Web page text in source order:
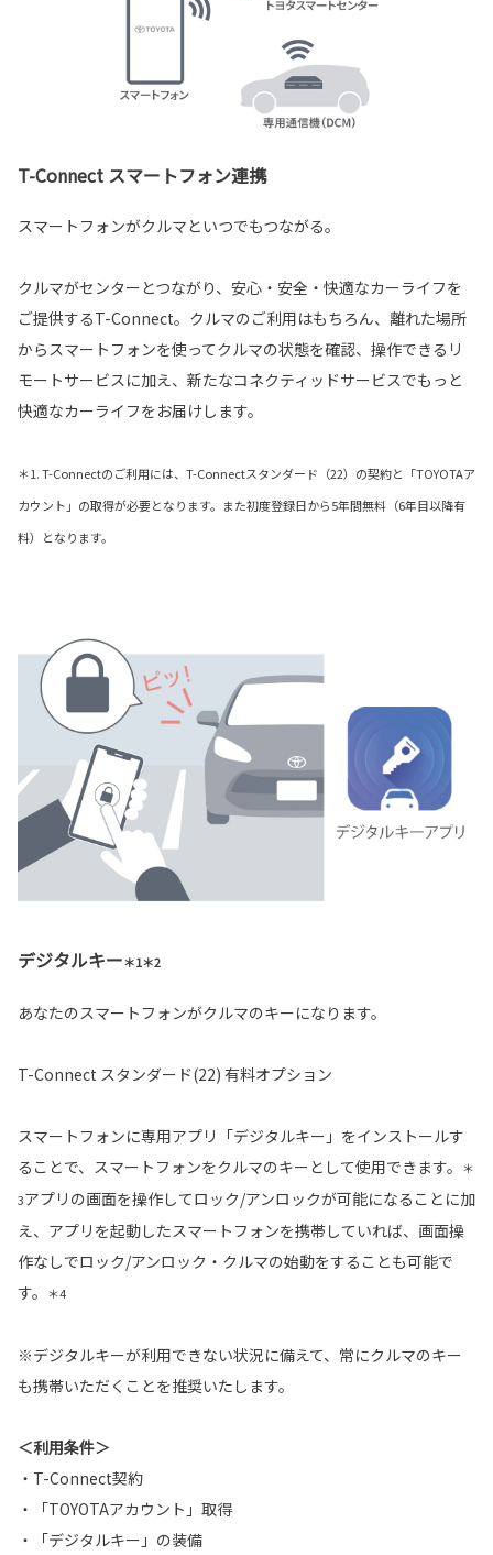
T-Connect スマートフォン連携
スマートフォンがクルマといつでもつながる。
クルマがセンターとつながり、安心・安全・快適なカーライフを
ご提供するT-Connect。クルマのご利用はもちろん、離れた場所
からスマートフォンを使ってクルマの状態を確認、操作できるリ
モートサービスに加え、新たなコネクティッドサービスでもっと
快適なカーライフをお届けします。
＊1. T-Connectのご利用には、T-Connectスタンダード（22）の契約と「TOYOTAア
カウント」の取得が必要となります。また初度登録日から5年間無料（6年目以降有
料）となります。
デジタルキー＊1＊2
あなたのスマートフォンがクルマのキーになります。
T-Connect スタンダード(22) 有料オプション
スマートフォンに専用アプリ「デジタルキー」をインストールす
ることで、スマートフォンをクルマのキーとして使用できます。
＊
3アプリの画面を操作してロック/アンロックが可能になることに加
え、アプリを起動したスマートフォンを携帯していれば、画面操
作なしでロック/アンロック・クルマの始動をすることも可能で
す。
＊4
※デジタルキーが利用できない状況に備えて、常にクルマのキー
も携帯いただくことを推奨いたします。
＜利用条件＞
・T-Connect契約
・「TOYOTAアカウント」取得
・「デジタルキー」の装備